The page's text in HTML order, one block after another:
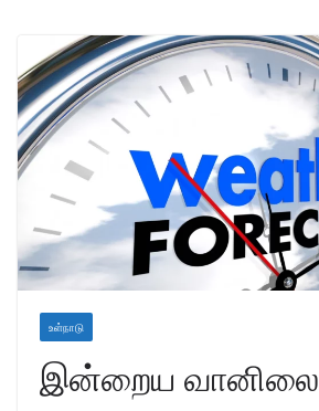
உள்நாடு
இன்றைய வானிலை